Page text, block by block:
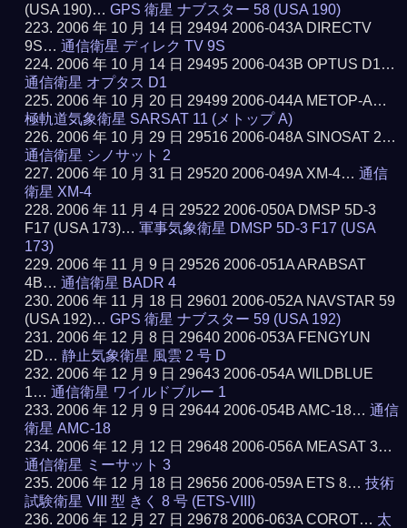
(USA 190)…GPS 衛星 ナブスター 58 (USA 190)
2006 年 10 月 14 日 29494 2006-043A DIRECTV
9S…通信衛星 ディレク TV 9S
2006 年 10 月 14 日 29495 2006-043B OPTUS D1…
通信衛星 オプタス D1
2006 年 10 月 20 日 29499 2006-044A METOP-A…
極軌道気象衛星 SARSAT 11 (メトップ A)
2006 年 10 月 29 日 29516 2006-048A SINOSAT 2…
通信衛星 シノサット 2
2006 年 10 月 31 日 29520 2006-049A XM-4…通信
衛星 XM-4
2006 年 11 月 4 日 29522 2006-050A DMSP 5D-3
F17 (USA 173)…軍事気象衛星 DMSP 5D-3 F17 (USA
173)
2006 年 11 月 9 日 29526 2006-051A ARABSAT
4B…通信衛星 BADR 4
2006 年 11 月 18 日 29601 2006-052A NAVSTAR 59
(USA 192)…GPS 衛星 ナブスター 59 (USA 192)
2006 年 12 月 8 日 29640 2006-053A FENGYUN
2D…静止気象衛星 風雲 2 号 D
2006 年 12 月 9 日 29643 2006-054A WILDBLUE
1…通信衛星 ワイルドブルー 1
2006 年 12 月 9 日 29644 2006-054B AMC-18…通信
衛星 AMC-18
2006 年 12 月 12 日 29648 2006-056A MEASAT 3…
通信衛星 ミーサット 3
2006 年 12 月 18 日 29656 2006-059A ETS 8…技術
試験衛星 VIII 型 きく 8 号 (ETS-VIII)
2006 年 12 月 27 日 29678 2006-063A COROT… 太